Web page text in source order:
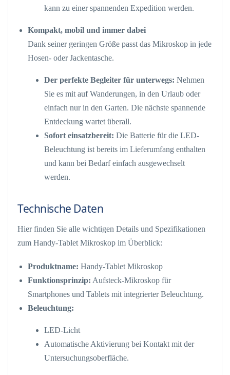
kann zu einer spannenden Expedition werden.
Kompakt, mobil und immer dabei
Dank seiner geringen Größe passt das Mikroskop in jede
Hosen- oder Jackentasche.
Der perfekte Begleiter für unterwegs: Nehmen
Sie es mit auf Wanderungen, in den Urlaub oder
einfach nur in den Garten. Die nächste spannende
Entdeckung wartet überall.
Sofort einsatzbereit: Die Batterie für die LED-
Beleuchtung ist bereits im Lieferumfang enthalten
und kann bei Bedarf einfach ausgewechselt
werden.
Technische Daten
Hier finden Sie alle wichtigen Details und Spezifikationen
zum Handy-Tablet Mikroskop im Überblick:
Produktname: Handy-Tablet Mikroskop
Funktionsprinzip: Aufsteck-Mikroskop für
Smartphones und Tablets mit integrierter Beleuchtung.
Beleuchtung:
LED-Licht
Automatische Aktivierung bei Kontakt mit der
Untersuchungsoberfläche.